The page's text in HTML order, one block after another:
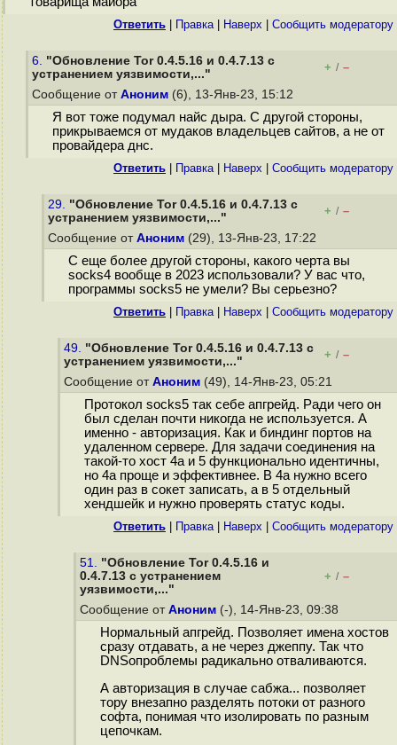
Ответить Правка| Наверх Cообщить модератору
6. "Обновление Tor 0.4.5.16 и 0.4.7.13 с
устранением уязвимости,..."
+ / –
Сообщение от Аноним (6), 13-Янв-23, 15:12
Я вот тоже подумал найс дыра. С другой стороны,
прикрываемся от мудаков владельцев сайтов, а не от
провайдера днс.
Ответить Правка| Наверх Cообщить модератору
29. "Обновление Tor 0.4.5.16 и 0.4.7.13 с
устранением уязвимости,..."
+ / –
Сообщение от Аноним (29), 13-Янв-23, 17:22
С еще более другой стороны, какого черта вы
socks4 вообще в 2023 использовали? У вас что,
программы socks5 не умели? Вы серьезно?
Ответить Правка| Наверх Cообщить модератору
49. "Обновление Tor 0.4.5.16 и 0.4.7.13 с
устранением уязвимости,..."
+ / –
Сообщение от Аноним (49), 14-Янв-23, 05:21
Протокол socks5 так себе апгрейд. Ради чего он
был сделан почти никогда не используется. А
именно - авторизация. Как и биндинг портов на
удаленном сервере. Для задачи соединения на
такой-то хост 4а и 5 функционально идентичны,
но 4а проще и эффективнее. В 4а нужно всего
один раз в сокет записать, а в 5 отдельный
хендшейк и нужно проверять статус коды.
Ответить Правка| Наверх Cообщить модератору
51. "Обновление Tor 0.4.5.16 и
0.4.7.13 с устранением
уязвимости,..."
+ / –
Сообщение от Аноним (-), 14-Янв-23, 09:38
Нормальный апгрейд. Позволяет имена хостов
сразу отдавать, а не через джеппу. Так что
DNSопроблемы радикально отваливаются.
А авторизация в случае сабжа... позволяет
тору внезапно разделять потоки от разного
софта, понимая что изолировать по разным
цепочкам.